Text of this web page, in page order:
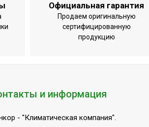
Официальная гарантия
Продаем оригинальную
сертифицированную
продукцию
и информация
- "Климатическая компания".